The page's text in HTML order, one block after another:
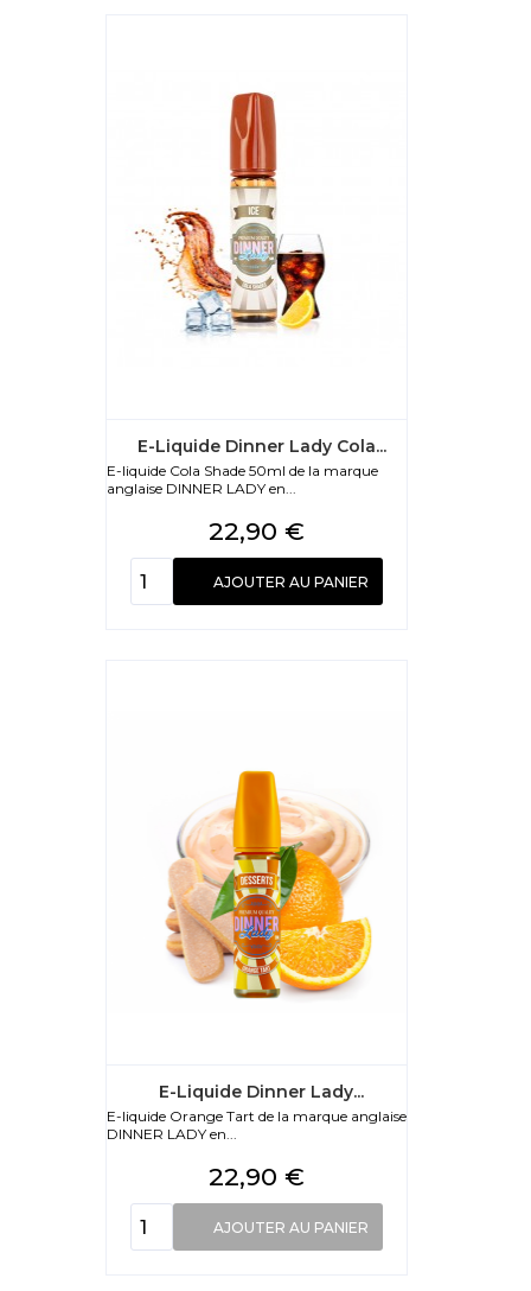
E-Liquide Dinner Lady Cola...
E-liquide Cola Shade 50ml de la marque
anglaise DINNER LADY en...
Prix
22,90 €
AJOUTER AU PANIER
E-Liquide Dinner Lady...
E-liquide Orange Tart de la marque anglaise
DINNER LADY en...
Prix
22,90 €
AJOUTER AU PANIER